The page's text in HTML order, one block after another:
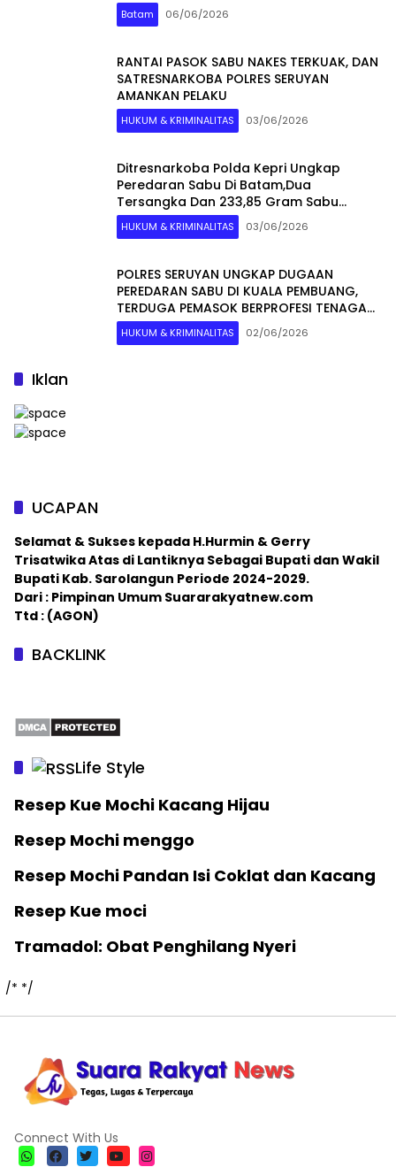
Batam 06/06/2026
RANTAI PASOK SABU NAKES TERKUAK, DAN
SATRESNARKOBA POLRES SERUYAN
AMANKAN PELAKU
HUKUM & KRIMINALITAS 03/06/2026
Ditresnarkoba Polda Kepri Ungkap
Peredaran Sabu Di Batam,Dua
Tersangka Dan 233,85 Gram Sabu
Diamankan
HUKUM & KRIMINALITAS 03/06/2026
POLRES SERUYAN UNGKAP DUGAAN
PEREDARAN SABU DI KUALA PEMBUANG,
TERDUGA PEMASOK BERPROFESI TENAGA
KESEHATAN
HUKUM & KRIMINALITAS 02/06/2026
Iklan
UCAPAN
Selamat & Sukses kepada H.Hurmin & Gerry
Trisatwika Atas di Lantiknya Sebagai Bupati dan Wakil
Bupati Kab. Sarolangun Periode 2024-2029.
Dari : Pimpinan Umum Suararakyatnew.com
Ttd : (AGON)
BACKLINK
Life Style
Resep Kue Mochi Kacang Hijau
Resep Mochi menggo
Resep Mochi Pandan Isi Coklat dan Kacang
Resep Kue moci
Tramadol: Obat Penghilang Nyeri
/* */
Connect With Us